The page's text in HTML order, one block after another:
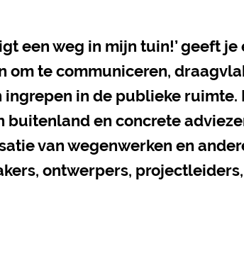
een weg in mijn tuin!’ geeft
om te communiceren,
ingrepen in de publieke
buitenland en concrete
van wegenwerken en
ontwerpers,